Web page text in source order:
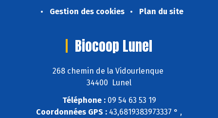
Gestion des cookies
Plan du site
Biocoop Lunel
268 chemin de la Vidourlenque
34400 Lunel
Téléphone :09 54 63 53 19
Coordonnées GPS : 43,6819383973337 ° ,